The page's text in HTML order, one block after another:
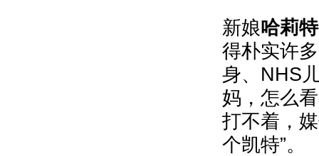
新娘哈莉
得朴实许
身、NHS
妈，怎么
打不着，
个凯特”。